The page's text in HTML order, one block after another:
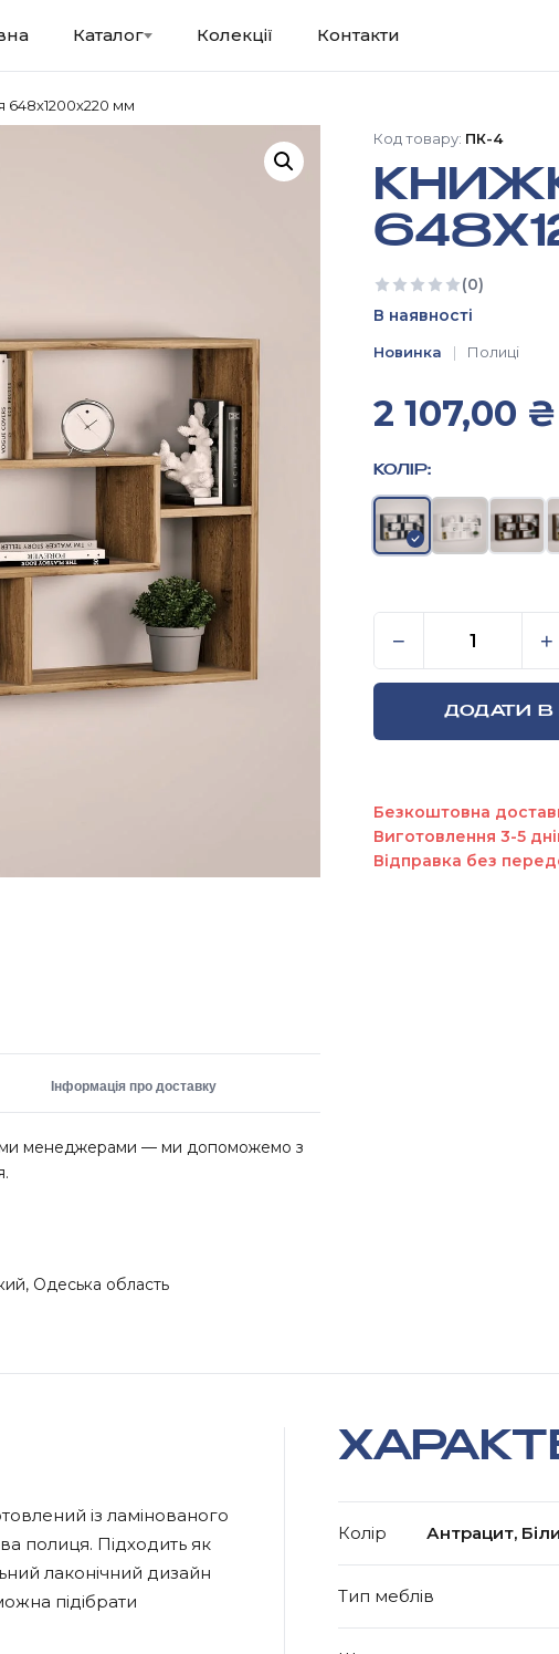
Каталог Колекції Контакти
мм
Код товару: ПК-4
(0)
Ще немає відгуків
В наявності
Новинка Полиці
2 107,00 ₴
КОЛІР:
− +
ДОДАТИ
Безкоштовна
Виготовлення 3-5
Відправка без
Інформація про доставку
менеджерами — ми допоможемо з
Одеська область
із ламінованого
полиця. Підходить як
лаконічний дизайн
підібрати
Колір Антрацит,
Тип меблів